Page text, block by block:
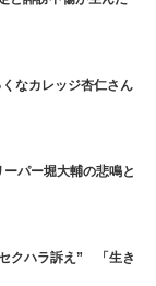
なカレッジ杏仁さん
パー堀大輔の悲鳴と
クハラ訴え” 「生き